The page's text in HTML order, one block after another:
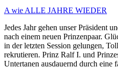
A wie ALLE JAHRE WIEDER
Jedes Jahr gehen unser Präsident
nach einem neuen Prinzenpaar.
in der letzten Session gelungen,
rekrutieren. Prinz Ralf I. und
Untertanen ausdauernd durch eine